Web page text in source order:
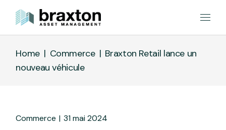
Home Commerce
Braxton Retail lance un
nouveau véhicule
Commerce 31 mai 2024